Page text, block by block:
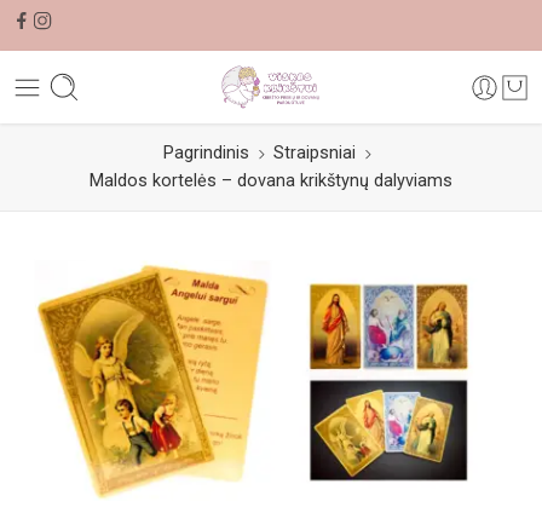
Pagrindinis
Straipsniai
Maldos kortelės – dovana krikštynų dalyviams